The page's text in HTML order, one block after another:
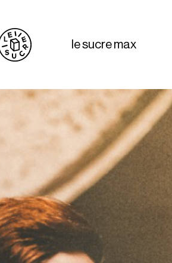
le sucre max